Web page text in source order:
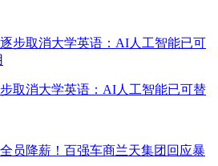
取消大学英语：AI人工智能已可替